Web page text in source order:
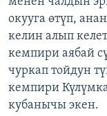
окууга өтүп,
келин алып
кемпири аябай
чуркап тойдун
кемпири
кубанычы экен.